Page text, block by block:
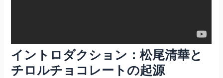
イントロダクション：松尾清華と
チロルチョコレートの起源